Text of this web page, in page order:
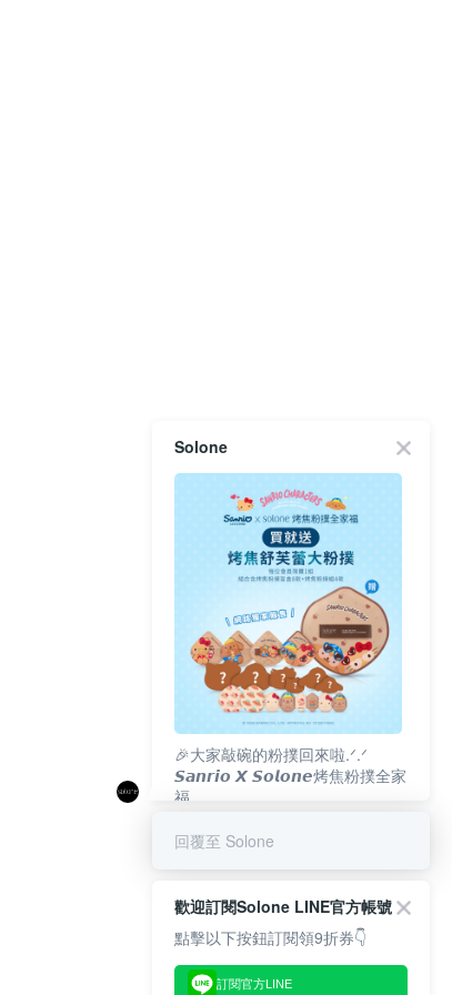
Solone
🎉大家敲碗的粉撲回來啦.ᐟ‪‪.ᐟ
𝙎𝙖𝙣𝙧𝙞𝙤 𝙓 𝙎𝙤𝙡𝙤𝙣𝙚烤焦粉撲全家
福
回覆至 Solone
歡迎訂閱Solone LINE官方帳號
點擊以下按鈕訂閱領9折券👇
訂閱官方LINE